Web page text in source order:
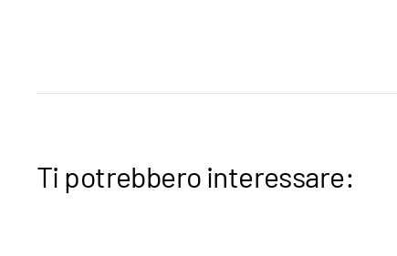
Ti potrebbero interessare: